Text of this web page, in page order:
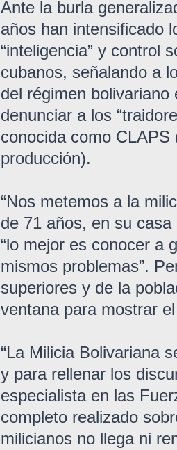
Ante la burla
años han intensificado
“inteligencia” y control
cubanos, señalando a
del régimen
denunciar a los
conocida como
producción).
“Nos metemos a la
de 71 años, en su
“lo mejor es conocer a
mismos problemas”.
superiores y de la
ventana para mostrar
“La Milicia Bolivariana
y para rellenar los
especialista en las
completo realizado
milicianos no llega ni